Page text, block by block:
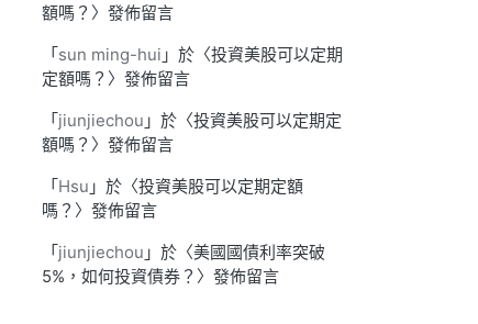
額嗎？ 〉發佈留言
「sun ming-hui 」於〈投資美股可以定期
定額嗎？ 〉發佈留言
「jiunjiechou 」於〈投資美股可以定期定
額嗎？ 〉發佈留言
「Hsu 」於〈投資美股可以定期定額
嗎？ 〉發佈留言
「jiunjiechou 」於〈美國國債利率突破
5%，如何投資債券？ 〉發佈留言